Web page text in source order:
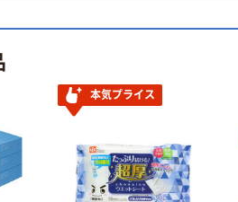
本気プライス